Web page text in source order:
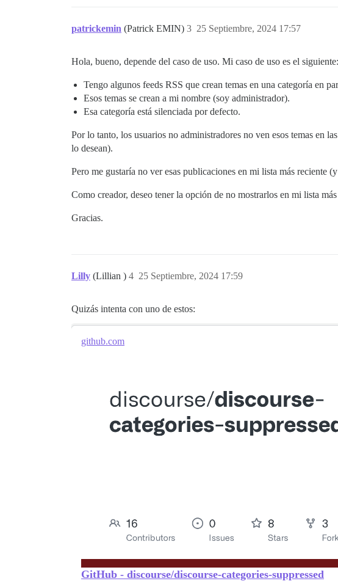
patrickemin (Patrick EMIN) 25 Septiembre, 2024 17:57
3
Hola, bueno, depende del caso de uso. Mi caso de uso es el siguiente:
Tengo algunos feeds RSS que crean temas en una categoría en
Esos temas se crean a mi nombre (soy administrador).
Esa categoría está silenciada por defecto.
Por lo tanto, los usuarios no administradores no ven esos temas en
lo desean).
Pero me gustaría no ver esas publicaciones en mi lista más reciente
Como creador, deseo tener la opción de no mostrarlos en mi lista
Gracias.
Lilly (Lillian ) 25 Septiembre, 2024 17:59
4
Quizás intenta con uno de estos:
github.com
GitHub - discourse/discourse-categories-suppressed